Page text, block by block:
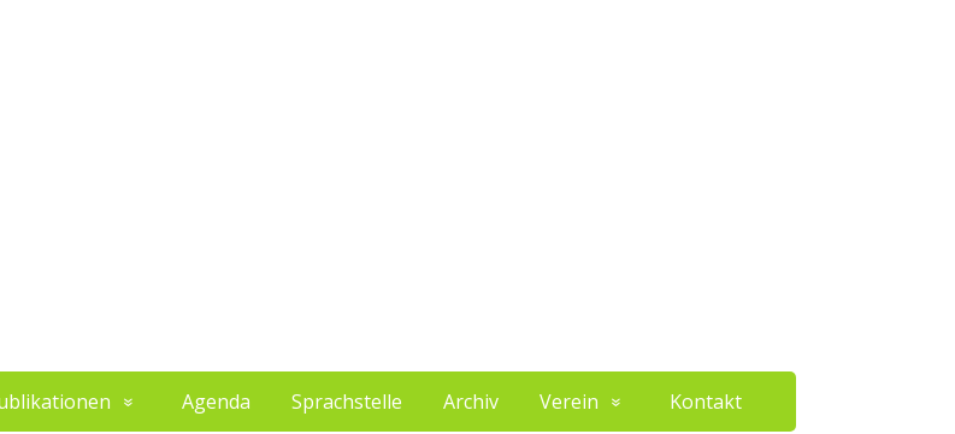
Agenda Sprachstelle Archiv Verein Kontakt